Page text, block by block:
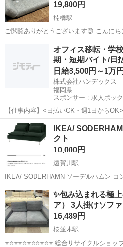
19,800円
楠橋駅
ご閲覧ありがとうございます😊 こんにちは！買取サポートです！ ※プ
ロフィールは必ずご一読下さいませ。 ソファベット ￥22,000-(税
込)➡️¥19,800-(税込) ＊当店より
楠橋駅 ソファ
オフィス移転・学
期・短期バイト/日
日給8,500円～1万円
株式会社ハンデックス
福岡県
スポンサー：求人ボッ
【仕事内容】<日払いOK・週1日から
間も応相談!好きな時に稼げるアルバイ
れ替えスタッフ〉 人気の短期・長期ア
続勤務が できる方は大歓迎...
アルバイト・パート
IKEA/
クト
10,000円
遠賀川駅
IKEA/ SODERHAMN ソーデルハムン コンパクト 三人掛け
クグリーン 中古品です！ 小さいクッションの方はついてません。 店
福岡 遠賀郡 遠賀川駅 ソファ
✨包み込まれる極
ア） 3人掛けソフ
16,489円
桜並木駅
⭐️⭐️⭐️⭐️⭐️⭐️⭐️⭐️⭐️⭐️⭐️ 総合リサイクルショ